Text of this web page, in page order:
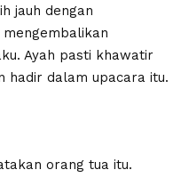
jauh dengan
Ayah pasti khawatir
hadir dalam upacara itu.
orang tua itu.